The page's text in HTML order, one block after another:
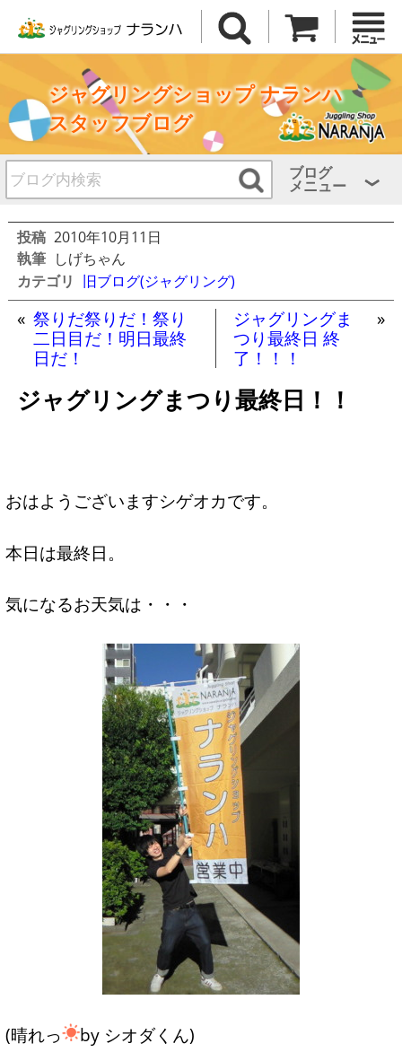
ジャグリングショップ ナランハ
スタッフブログ
ブログ
メニュー
投稿 2010年10月11日
執筆 しげちゃん
カテゴリ 旧ブログ(ジャグリング)
« 祭りだ祭りだ！祭り
二日目だ！明日最終
日だ！
ジャグリングま
つり最終日 終
了！！！
»
ジャグリングまつり最終日！！
おはようございますシゲオカです。
本日は最終日。
気になるお天気は・・・
(晴れっ by シオダくん)